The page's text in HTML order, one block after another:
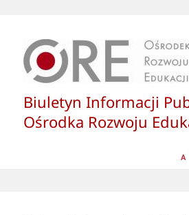
Biuletyn Informacji
Ośrodka Rozwoju
A